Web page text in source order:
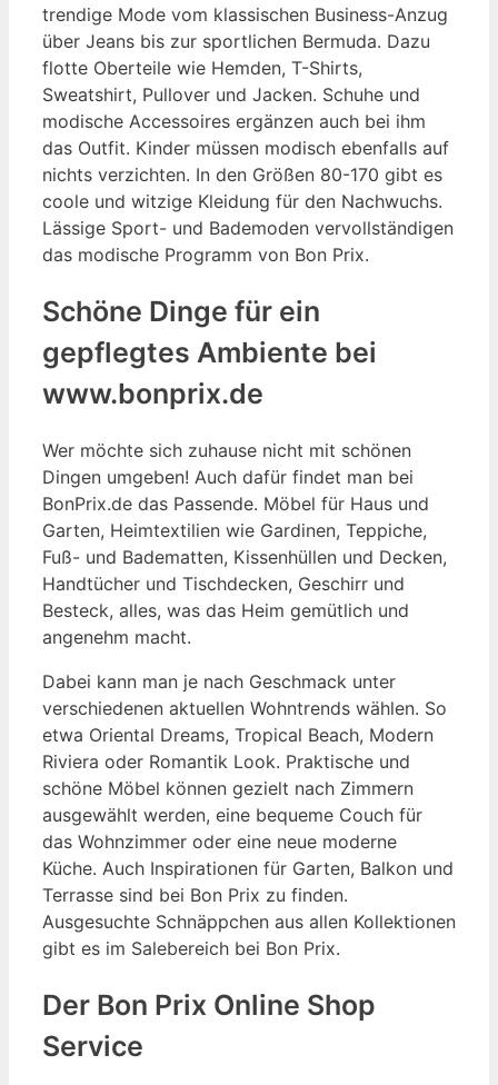
trendige Mode vom klassischen Business-Anzug
über Jeans bis zur sportlichen Bermuda. Dazu
flotte Oberteile wie Hemden, T-Shirts,
Sweatshirt, Pullover und Jacken. Schuhe und
modische Accessoires ergänzen auch bei ihm
das Outfit. Kinder müssen modisch ebenfalls auf
nichts verzichten. In den Größen 80-170 gibt es
coole und witzige Kleidung für den Nachwuchs.
Lässige Sport- und Bademoden vervollständigen
das modische Programm von Bon Prix.
Schöne Dinge für ein
gepflegtes Ambiente bei
www.bonprix.de
Wer möchte sich zuhause nicht mit schönen
Dingen umgeben! Auch dafür findet man bei
BonPrix.de das Passende. Möbel für Haus und
Garten, Heimtextilien wie Gardinen, Teppiche,
Fuß- und Badematten, Kissenhüllen und Decken,
Handtücher und Tischdecken, Geschirr und
Besteck, alles, was das Heim gemütlich und
angenehm macht.
Dabei kann man je nach Geschmack unter
verschiedenen aktuellen Wohntrends wählen. So
etwa Oriental Dreams, Tropical Beach, Modern
Riviera oder Romantik Look. Praktische und
schöne Möbel können gezielt nach Zimmern
ausgewählt werden, eine bequeme Couch für
das Wohnzimmer oder eine neue moderne
Küche. Auch Inspirationen für Garten, Balkon und
Terrasse sind bei Bon Prix zu finden.
Ausgesuchte Schnäppchen aus allen Kollektionen
gibt es im Salebereich bei Bon Prix.
Der Bon Prix Online Shop
Service